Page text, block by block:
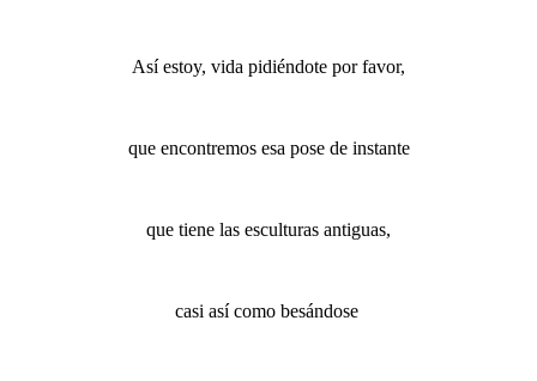
Así estoy, ​vida pidiéndote por favor,
que encontremos esa pose de instante
que tiene las esculturas antiguas,
casi así como besándose